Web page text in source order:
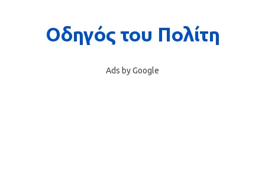
Ads by Google